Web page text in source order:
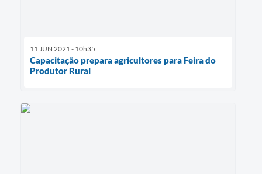
11 JUN 2021 - 10h35
Capacitação prepara agricultores para Feira do
Produtor Rural